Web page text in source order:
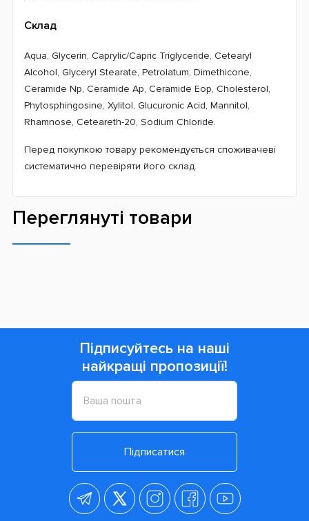
Склад
Aqua, Glycerin, Caprylic/Capric Triglyceride, Cetearyl
Alcohol, Glyceryl Stearate, Petrolatum, Dimethicone,
Ceramide Np, Ceramide Ap, Ceramide Eop, Cholesterol,
Phytosphingosine, Xylitol, Glucuronic Acid, Mannitol,
Rhamnose, Ceteareth-20, Sodium Chloride.
Перед покупкою товару рекомендується споживачеві
систематично перевіряти його склад.
Переглянуті товари
Підписуйтесь на наші
найкращі пропозиції!
Підписатися